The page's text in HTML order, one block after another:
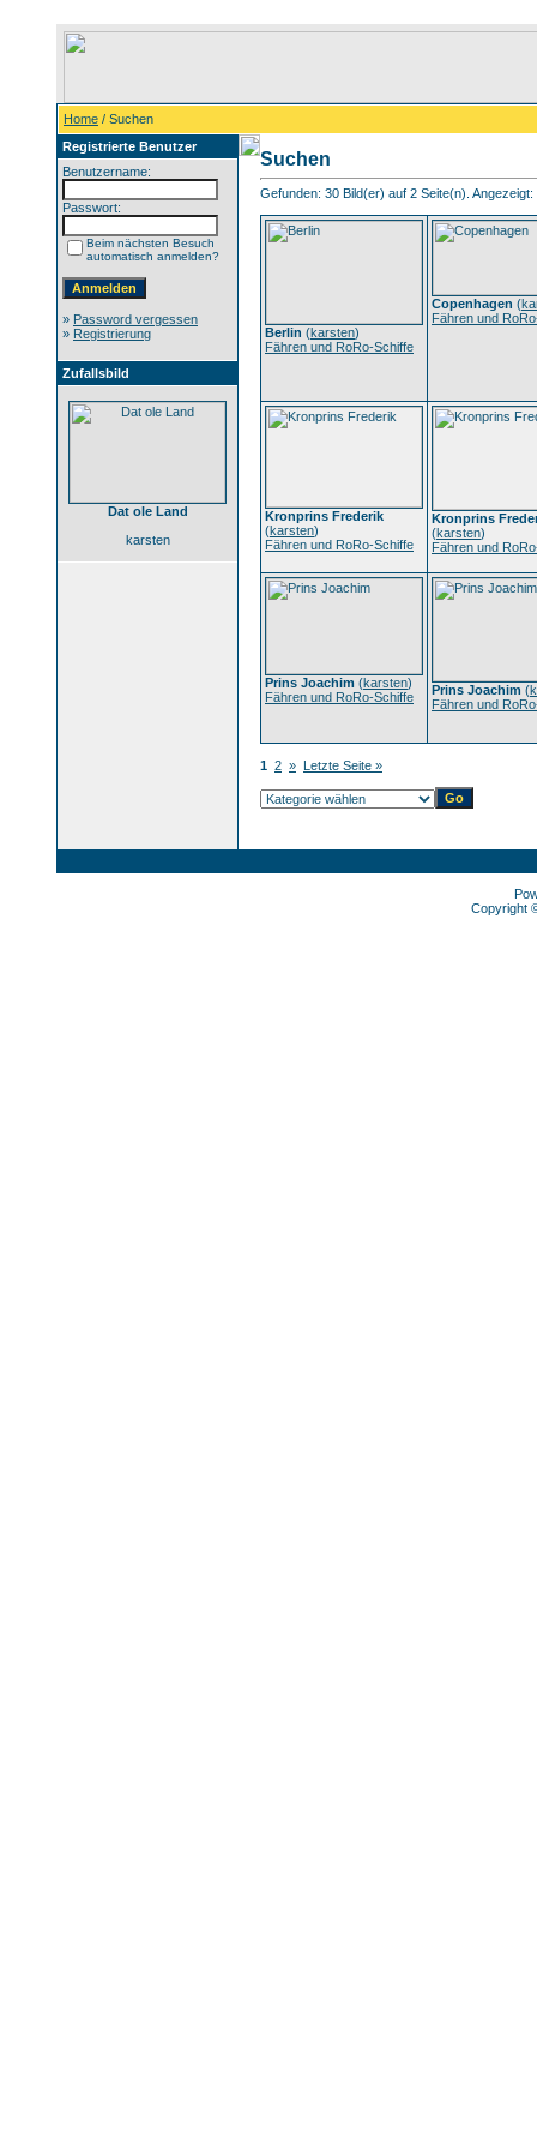
Home / Suchen
Registrierte Benutzer
Benutzername:
Passwort:
Beim nächsten Besuch
automatisch anmelden?
» Password vergessen
» Registrierung
Zufallsbild
Dat ole Land
karsten
Suchen
Gefunden: 30 Bild(er) auf 2 Seite(n). Angezeigt:
Berlin (karsten)
Fähren und RoRo-Schiffe
Copenhagen (
Fähren und
Kronprins Frederik
(karsten)
Fähren und RoRo-Schiffe
Kronprins
(karsten)
Fähren und
Prins Joachim (karsten)
Fähren und RoRo-Schiffe
Prins Joachim (
Fähren und
1 2 » Letzte Seite »
Copyright